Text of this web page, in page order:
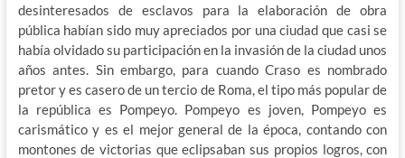
desinteresados de esclavos para la elaboración de obra
pública habían sido muy apreciados por una ciudad que casi se
había olvidado su participación en la invasión de la ciudad unos
años antes. Sin embargo, para cuando Craso es nombrado
pretor y es casero de un tercio de Roma, el tipo más popular de
la república es Pompeyo. Pompeyo es joven, Pompeyo es
carismático y es el mejor general de la época, contando con
montones de victorias que eclipsaban sus propios logros, con